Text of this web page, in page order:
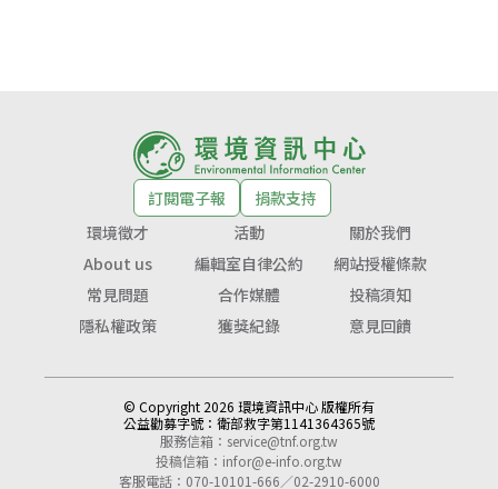
訂閱電子報
捐款支持
環境徵才
活動
關於我們
About us
編輯室自律公約
網站授權條款
常見問題
合作媒體
投稿須知
隱私權政策
獲獎紀錄 意見回饋
© Copyright 2026 環境資訊中心 版權所有
公益勸募字號： 衛部救字第1141364365號
服務信箱： service@tnf.org.tw
投稿信箱： infor@e-info.org.tw
客服電話：070-10101-666／02-2910-6000